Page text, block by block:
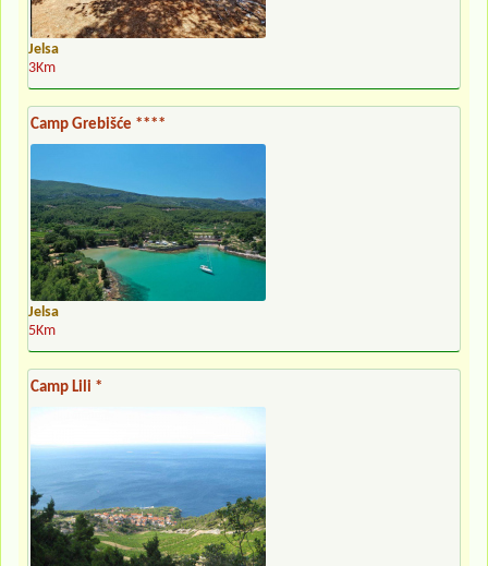
Jelsa
3Km
Camp Grebišće ****
Jelsa
5Km
Camp Lili *